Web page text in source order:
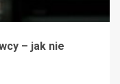
– jak nie